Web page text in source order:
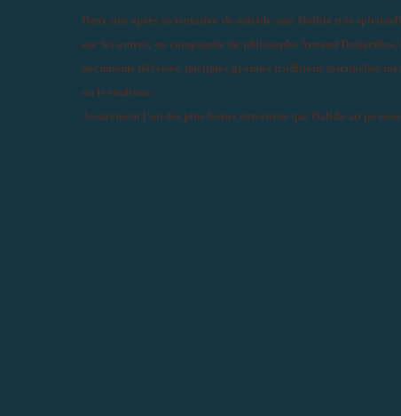
Deux ans après sa tentative de suicide, une Dalida très
sur les autres, en compagnie du philosophe Arnaud
documents télévisés, quelques grandes traditions spirituelles
ou le soufisme.
Assurément l'un des plus beaux entretiens que Dalida ait pu